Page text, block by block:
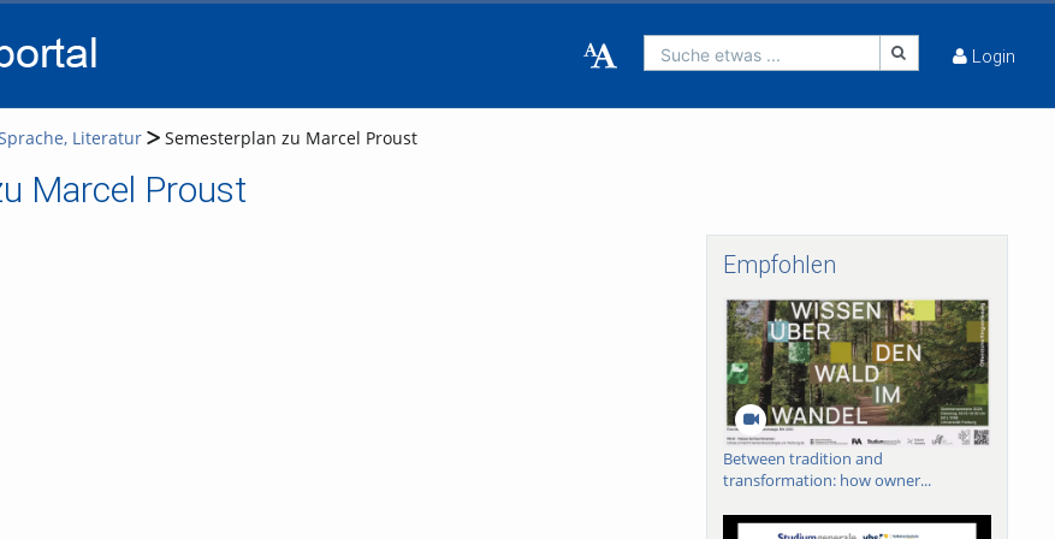
Suche etwas ... Login
Literatur Semesterplan zu Marcel Proust
Marcel Proust
Empfohlen
Between tradition and
transformation: how owner...